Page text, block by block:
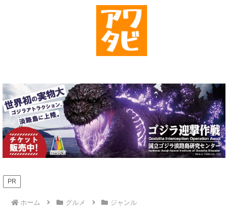
PR
ホーム グルメ ジャンル